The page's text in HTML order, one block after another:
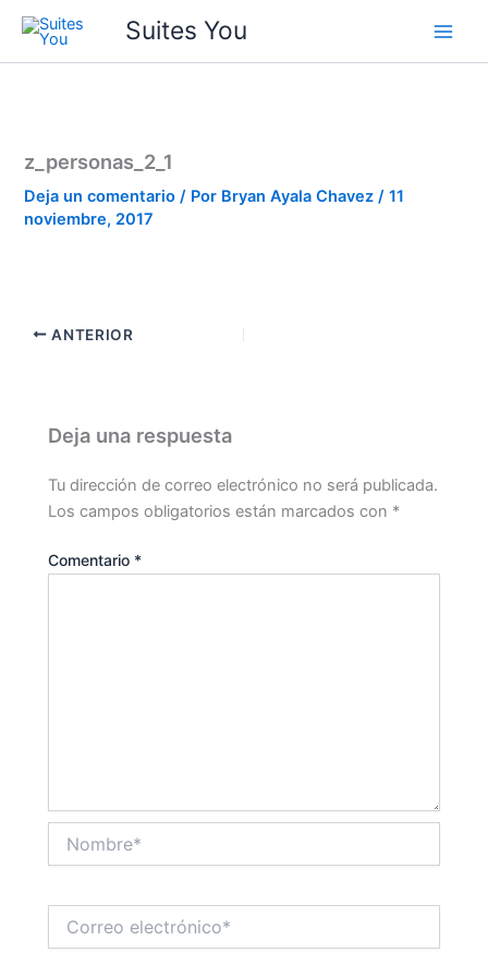
contenido
contenido
Suites You
z_personas_2_1
Deja un comentario / Por Bryan Ayala Chavez/11
noviembre, 2017
ANTERIOR
Deja una respuesta
Tu dirección de correo electrónico no será publicada.
Los campos obligatorios están marcados con *
Comentario *
electrónico*